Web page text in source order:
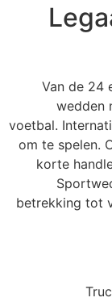
Van de 24
wedden
voetbal.
om te spelen.
korte
betrekking tot